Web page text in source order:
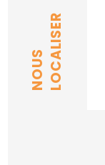
NOUS LOCALISER